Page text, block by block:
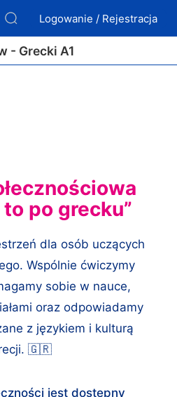
Logowanie / Rejestracja
- Grecki A1
po grecku”
dla osób uczących
Wspólnie ćwiczymy
sobie w nauce,
oraz odpowiadamy
z językiem i kulturą
🇬🇷
jest dostępny